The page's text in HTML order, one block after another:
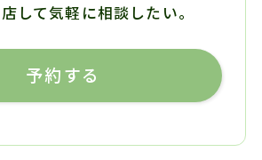
して気軽に相談したい。
予約する